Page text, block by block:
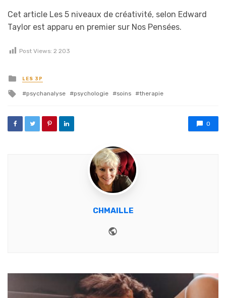
Cet article Les 5 niveaux de créativité, selon Edward
Taylor est apparu en premier sur Nos Pensées.
Post Views: 2 203
Posted in
LES 3P
Tagged with
psychanalyse psychologie soins therapie
0
CHMAILLE